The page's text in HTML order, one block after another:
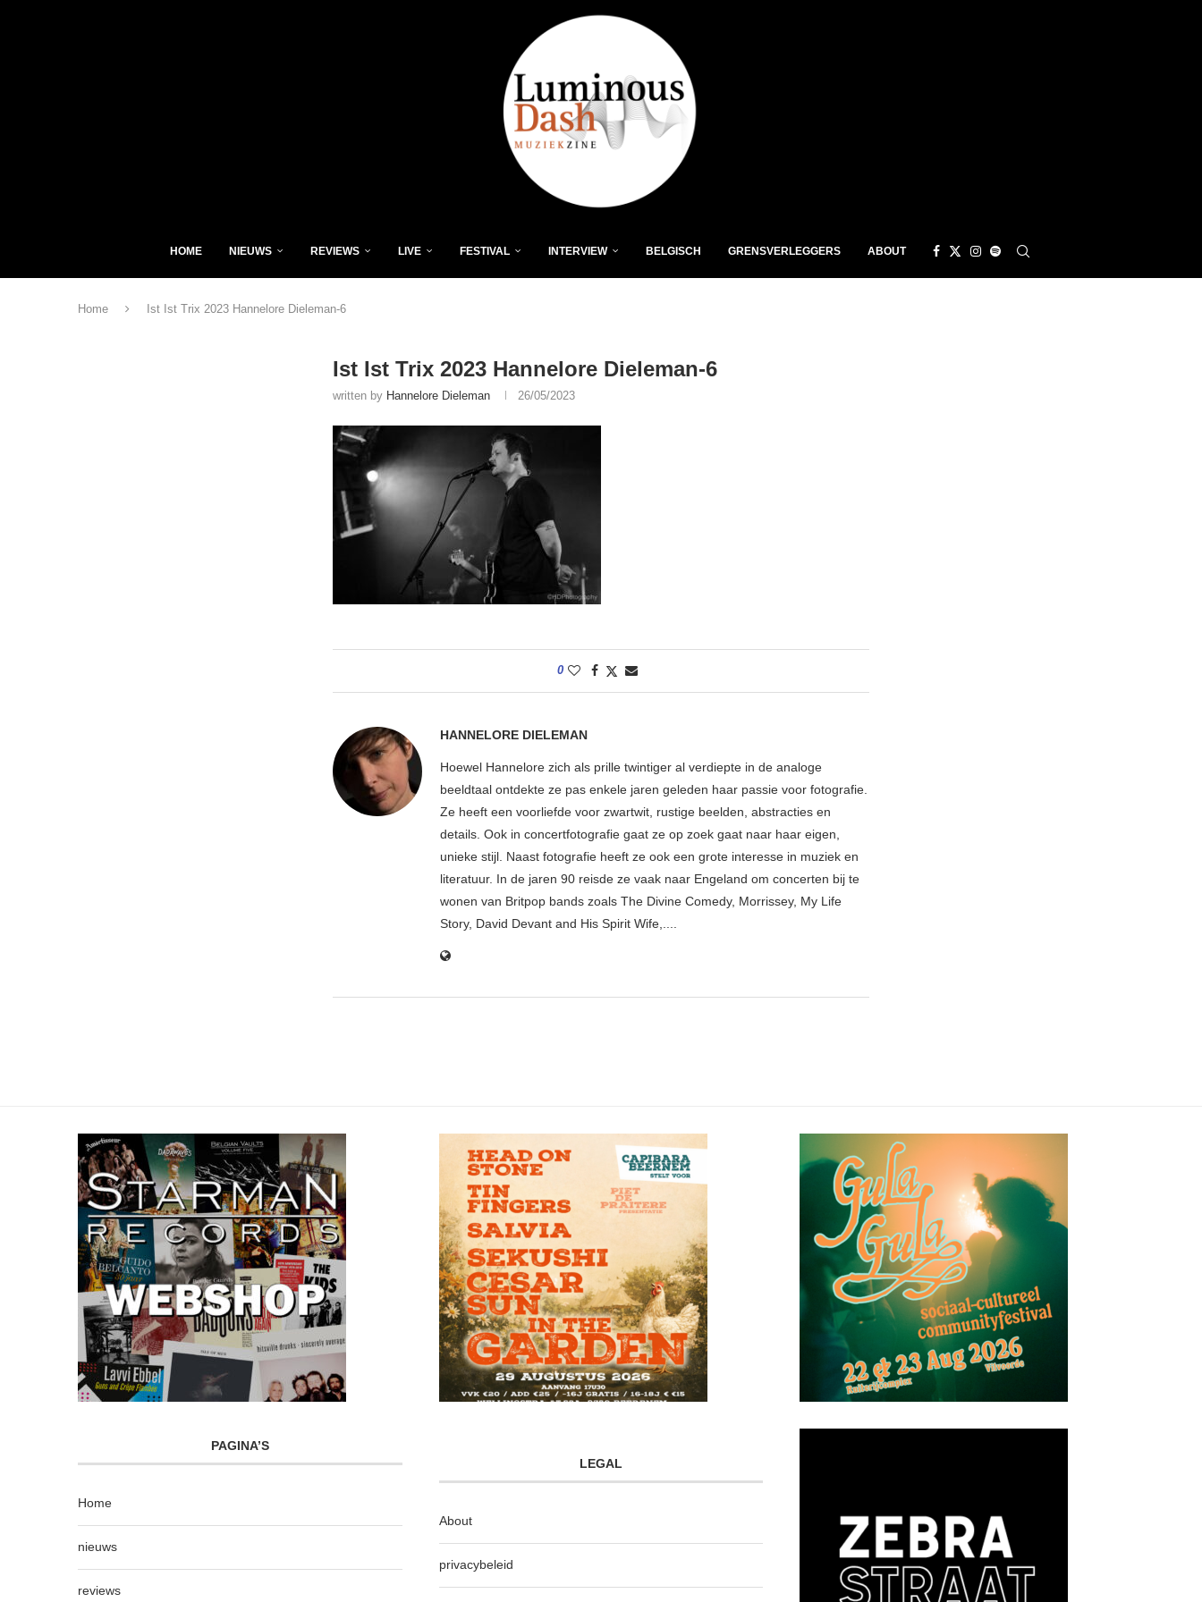
HOME NIEUWS REVIEWS LIVE FESTIVAL INTERVIEW BELGISCH GRENSVERLEGGERS ABOUT
Home Ist Ist Trix 2023 Hannelore Dieleman-6
Ist Ist Trix 2023 Hannelore Dieleman-6
written by Hannelore Dieleman 26/05/2023
0
HANNELORE DIELEMAN
Hoewel Hannelore zich als prille twintiger al verdiepte in de analoge
beeldtaal ontdekte ze pas enkele jaren geleden haar passie voor fotografie.
Ze heeft een voorliefde voor zwartwit, rustige beelden, abstracties en
details. Ook in concertfotografie gaat ze op zoek gaat naar haar eigen,
unieke stijl. Naast fotografie heeft ze ook een grote interesse in muziek en
literatuur. In de jaren 90 reisde ze vaak naar Engeland om concerten bij te
wonen van Britpop bands zoals The Divine Comedy, Morrissey, My Life
Story, David Devant and His Spirit Wife,....
PAGINA’S
Home
nieuws
reviews
LEGAL
About
privacybeleid